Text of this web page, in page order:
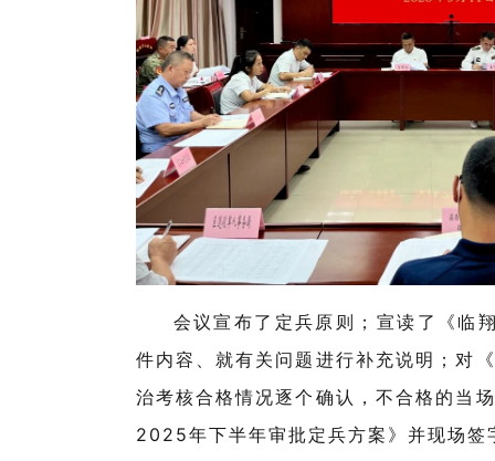
会议宣布了定兵原则；宣读了《临
件内容、就有关问题进行补充说明；对
治考核合格情况逐个确认，不合格的当
2025年下半年审批定兵方案》并现场签